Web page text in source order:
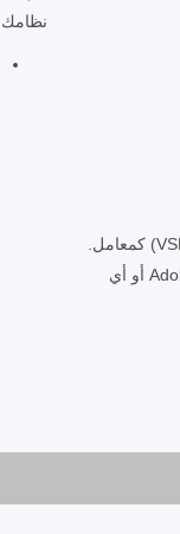
يمكنك الآن فتح ملف VSDX واستخدامه في Microsoft Office أو Adobe PDF أو أي
نظامك.